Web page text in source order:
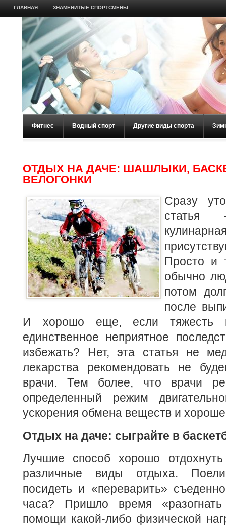
ГЛАВНАЯ ЗНАМЕНИТЫЕ СПОРТСМЕНЫ
Фитнес Водный спорт Другие виды спорта
ОТДЫХ НА ДАЧЕ: ШАШЛЫКИ,
ВЕЛОГОНКИ
Сразу
Просто и
обычно
потом
после
И хорошо еще, если тяжесть
единственное неприятное
избежать? Нет, эта статья не
лекарства рекомендовать не
врачи. Тем более, что врачи
определенный режим
ускорения обмена веществ и
Отдых на даче: сыграйте в
Лучшие способ хорошо
различные виды отдыха.
посидеть и «переварить»
часа? Пришло время
помощи какой-либо физической